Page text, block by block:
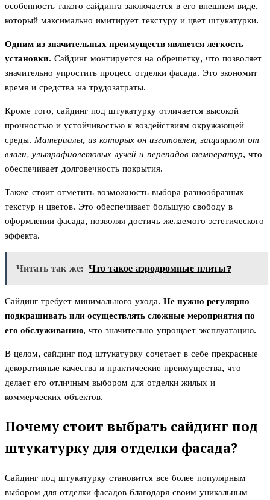
особенность такого сайдинга заключается в его внешнем виде,
который максимально имитирует текстуру и цвет штукатурки.
Одним из значительных преимуществ является легкость
установки. Сайдинг монтируется на обрешетку, что позволяет
значительно упростить процесс отделки фасада. Это экономит
время и средства на трудозатраты.
Кроме того, сайдинг под штукатурку отличается высокой
прочностью и устойчивостью к воздействиям окружающей
среды. Материалы, из которых он изготовлен, защищают от
влаги, ультрафиолетовых лучей и перепадов температур, что
обеспечивает долговечность покрытия.
Также стоит отметить возможность выбора разнообразных
текстур и цветов. Это обеспечивает большую свободу в
оформлении фасада, позволяя достичь желаемого эстетического
эффекта.
Читать так же: Что такое аэродромные плиты?
Сайдинг требует минимального ухода. Не нужно регулярно
подкрашивать или осуществлять сложные мероприятия по
его обслуживанию, что значительно упрощает эксплуатацию.
В целом, сайдинг под штукатурку сочетает в себе прекрасные
декоративные качества и практические преимущества, что
делает его отличным выбором для отделки жилых и
коммерческих объектов.
Почему стоит выбрать сайдинг под
штукатурку для отделки фасада?
Сайдинг под штукатурку становится все более популярным
выбором для отделки фасадов благодаря своим уникальным